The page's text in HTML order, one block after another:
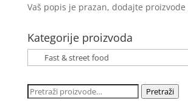
Vaš popis je prazan, dodajte
Kategorije proizvoda
Pretraži: Pretraži